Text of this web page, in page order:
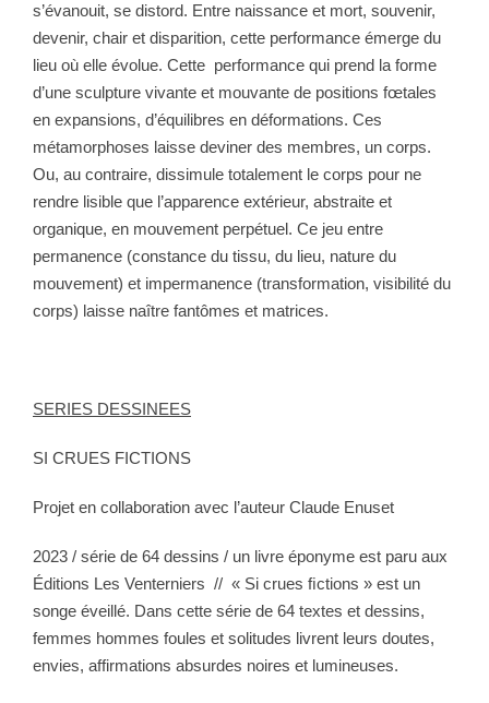
s’évanouit, se distord. Entre naissance et mort, souvenir,
devenir, chair et disparition, cette performance émerge du
lieu où elle évolue. Cette performance qui prend la forme
d’une sculpture vivante et mouvante de positions fœtales
en expansions, d’équilibres en déformations. Ces
métamorphoses laisse deviner des membres, un corps.
Ou, au contraire, dissimule totalement le corps pour ne
rendre lisible que l’apparence extérieur, abstraite et
organique, en mouvement perpétuel. Ce jeu entre
permanence (constance du tissu, du lieu, nature du
mouvement) et impermanence (transformation, visibilité du
corps) laisse naître fantômes et matrices.
SERIES DESSINEES
SI CRUES FICTIONS
Projet en collaboration avec l’auteur Claude Enuset
2023 / série de 64 dessins / un livre éponyme est paru aux
Éditions Les Venterniers // « Si crues ﬁctions » est un
songe éveillé. Dans cette série de 64 textes et dessins,
femmes hommes foules et solitudes livrent leurs doutes,
envies, affirmations absurdes noires et lumineuses.